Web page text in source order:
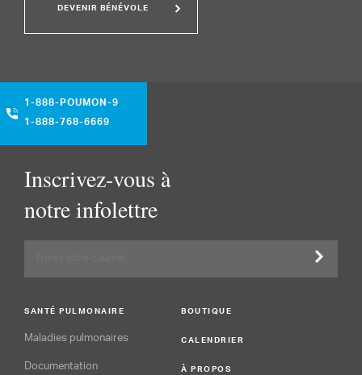
DEVENIR BÉNÉVOLE
1-888-POUMON-9
1-888-768-6669
Inscrivez-vous à
notre infolettre
SANTÉ PULMONAIRE
Maladies pulmonaires
Documentation
BOUTIQUE
CALENDRIER
À PROPOS